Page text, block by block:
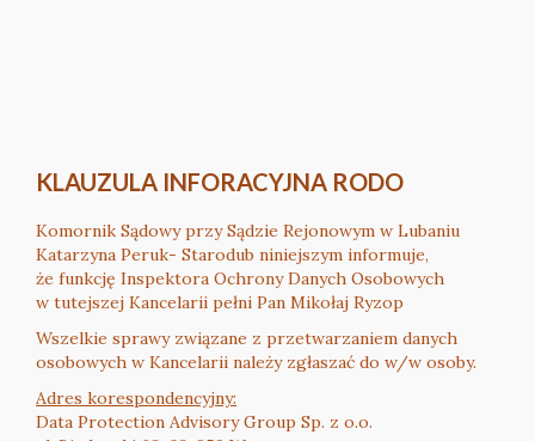
KLAUZULA INFORACYJNA RODO
Komornik Sądowy przy Sądzie Rejonowym w Lubaniu
Katarzyna Peruk- Starodub niniejszym informuje,
że funkcję Inspektora Ochrony Danych Osobowych
w tutejszej Kancelarii pełni Pan Mikołaj Ryzop
Wszelkie sprawy związane z przetwarzaniem danych
osobowych w Kancelarii należy zgłaszać do w/w osoby.
Adres korespondencyjny:
Data Protection Advisory Group Sp. z o.o.